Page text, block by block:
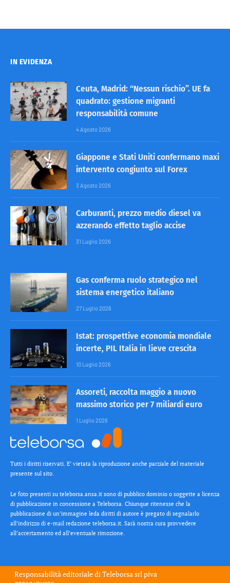
IN EVIDENZA
Ceuta, Madrid: “Nessun rischio”. UE fa
quadrato: gestione migranti
responsabilità comune
4 Agosto 2026
Giappone e Stati Uniti confermano maxi
intervento congiunto sul Forex
3 Agosto 2026
Carburanti, prezzo medio diesel va
azzerando effetto taglio accise
31 Luglio 2026
Gas conferma ruolo strategico nel
sistema energetico italiano
27 Luglio 2026
Istat: prospettive economia mondiale
incerte, PIL Italia in lieve crescita
10 Luglio 2026
Assoreti, raccolta maggio a nuovo
massimo storico per 7 miliardi euro
1 Luglio 2026
Tutti i diritti riservati. E’ vietata la riproduzione anche parziale del materiale
presente sul sito.
Le foto presenti su teleborsa.ansa.it sono di pubblico dominio o soggette a licenza
di pubblicazione in concessione a Teleborsa. Chiunque ritenesse che la
pubblicazione di un’immagine leda diritti di autore è pregato di segnalarlo
all’indirizzo di e-mail redazione teleborsa.it. Sarà nostra cura provvedere
all’accertamento ed all’eventuale rimozione.
Responsabilità editoriale diTeleborsa srlpiva